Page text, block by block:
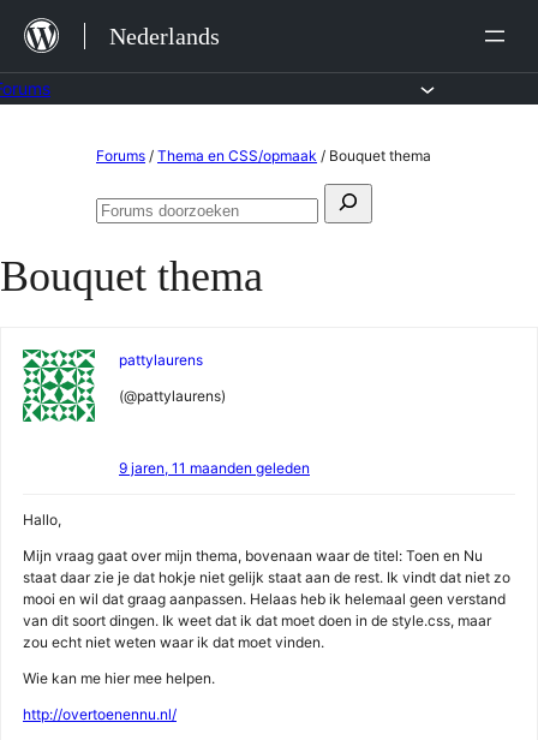
naar
de
Nederlands
Forums / Thema en CSS/opmaak / Bouquet thema
Zoeken
Forums
Bouquet thema
pattylaurens
(@pattylaurens)
9 jaren, 11 maanden geleden
Hallo,
Mijn vraag gaat over mijn thema, bovenaan waar de titel: Toen en Nu
staat daar zie je dat hokje niet gelijk staat aan de rest. Ik vindt dat niet zo
mooi en wil dat graag aanpassen. Helaas heb ik helemaal geen verstand
van dit soort dingen. Ik weet dat ik dat moet doen in de style.css, maar
zou echt niet weten waar ik dat moet vinden.
Wie kan me hier mee helpen.
http://overtoenennu.nl/